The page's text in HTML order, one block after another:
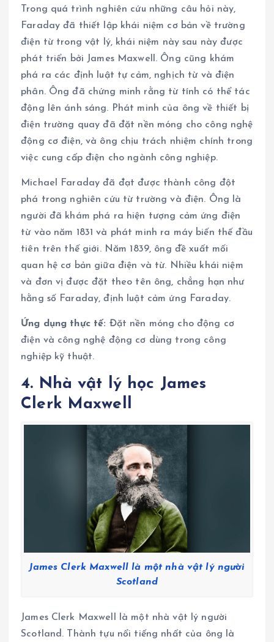
Trong quá trình nghiên cứu những câu hỏi này,
Faraday đã thiết lập khái niệm cơ bản về trường
điện từ trong vật lý, khái niệm này sau này được
phát triển bởi James Maxwell. Ông cũng khám
phá ra các định luật tự cảm, nghịch từ và điện
phân. Ông đã chứng minh rằng từ tính có thể tác
động lên ánh sáng. Phát minh của ông về thiết bị
điện trường quay đã đặt nền móng cho công nghệ
động cơ điện, và ông chịu trách nhiệm chính trong
việc cung cấp điện cho ngành công nghiệp.
Michael Faraday đã đạt được thành công đột
phá trong nghiên cứu từ trường và điện. Ông là
người đã khám phá ra hiện tượng cảm ứng điện
từ vào năm 1831 và phát minh ra máy biến thế đầu
tiên trên thế giới. Năm 1839, ông đề xuất mối
quan hệ cơ bản giữa điện và từ. Nhiều khái niệm
và đơn vị được đặt theo tên ông, chẳng hạn như
hằng số Faraday, định luật cảm ứng Faraday.
Ứng dụng thực tế: Đặt nền móng cho động cơ
điện và công nghệ động cơ dùng trong công
nghiệp kỹ thuật.
4. Nhà vật lý học James
Clerk Maxwell
James Clerk Maxwell là một nhà vật lý người
Scotland
James Clerk Maxwell là một nhà vật lý người
Scotland. Thành tựu nổi tiếng nhất của ông là